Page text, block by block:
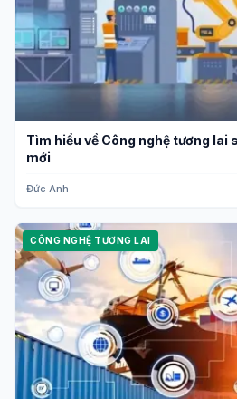
Tìm hiểu về Công nghệ tương lai
mới
Đức Anh
CÔNG NGHỆ TƯƠNG LAI